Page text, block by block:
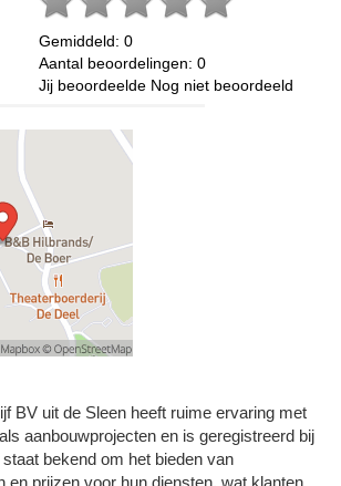
Gemiddeld: 0
Aantal beoordelingen: 0
Jij beoordeelde Nog niet beoordeeld
BV uit de Sleen heeft ruime ervaring met
aanbouwprojecten en is geregistreerd bij
bekend om het bieden van